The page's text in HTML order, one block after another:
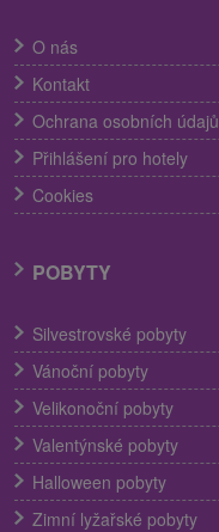
O nás
Kontakt
Ochrana osobních údajů
Přihlášení pro hotely
Cookies
POBYTY
Silvestrovské pobyty
Vánoční pobyty
Velikonoční pobyty
Valentýnské pobyty
Halloween pobyty
Zimní lyžařské pobyty